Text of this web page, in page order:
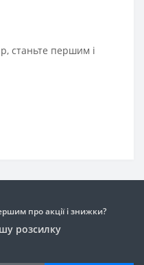
станьте першим і
про акції і знижки?
розсилку